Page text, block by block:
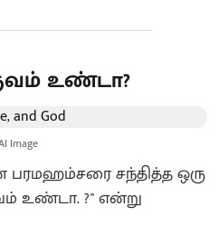
உண்டா?
Image
பரமஹம்சரை சந்தித்த ஒரு
உண்டா. ?" என்று